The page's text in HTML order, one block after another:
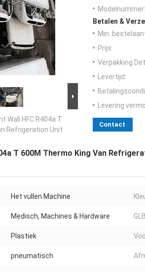
Wall HFC R404a T
Refrigeration Unit
Modelnummer:
Betalen &
Min.
Prijs:
Verpakking
Levertijd:
Levering
Contact
T 600M Thermo King Van
Het vullen Machine
Medisch, Machines & Hardware
Plastiek
pneumatisch